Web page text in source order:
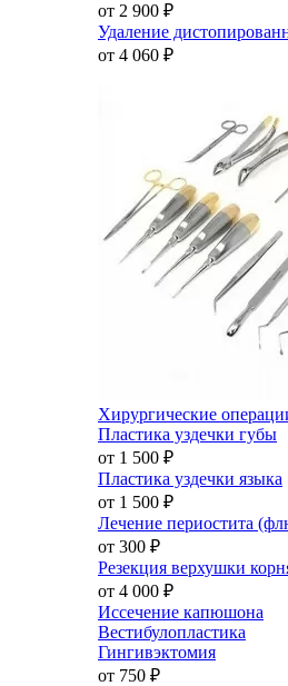
от 2 900 ₽
Удаление
от 4 060 ₽
Хирургические
Пластика уздечки губы
от 1 500 ₽
Пластика уздечки языка
от 1 500 ₽
Лечение периостита
от 300 ₽
Резекция верхушки
от 4 000 ₽
Иссечение капюшона
Вестибулопластика
Гингивэктомия
от 750 ₽